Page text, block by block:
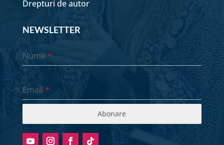
Drepturi de autor
NEWSLETTER
Nume*
Email *
Abonare